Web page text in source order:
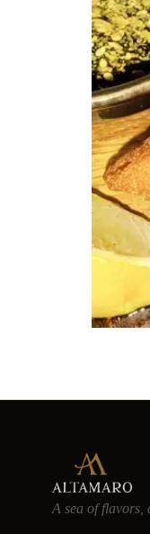
A sea of flavors,